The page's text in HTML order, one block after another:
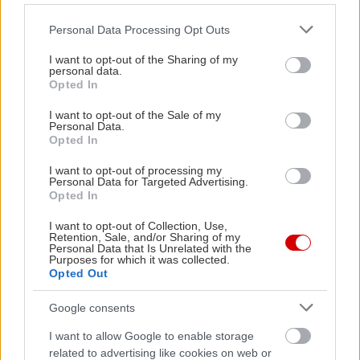
Please note that this website/app uses one or more Google
not limited to your visit or usage behaviour. You may click to
grant or deny consent to Google and its third-party tags to
use your data for below specified purposes in below Google
consent section.
Personal Data Processing Opt Outs
I want to opt-out of the Sharing of my
personal data.
Opted In
I want to opt-out of the Sale of my
Personal Data.
Opted In
I want to opt-out of processing my
Personal Data for Targeted Advertising.
Opted In
I want to opt-out of Collection, Use,
Retention, Sale, and/or Sharing of my
Personal Data that Is Unrelated with the
Purposes for which it was collected.
Opted Out
Google consents
I want to allow Google to enable storage
related to advertising like cookies on web or
κινεζικές αυτοκινητοβιομηχανίες, πιέζει για
νέους κανόνες από την ΕΕ
για να
ανάγκες
PODCASTS